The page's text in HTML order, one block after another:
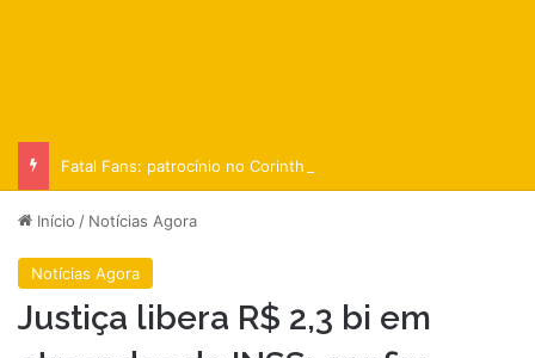
Início / Notícias Agora
Notícias Agora
Justiça libera R$ 2,3 bi em